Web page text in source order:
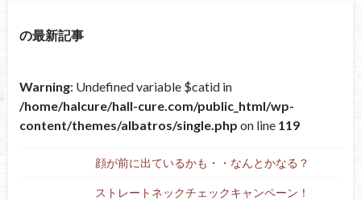
の最新記事
Warning: Undefined variable $catid in
/home/halcure/hall-cure.com/public_html/wp-
content/themes/albatros/single.php on line 119
顔が前に出ているかも・・なんとかなる？
ストレートネックチェックキャンペーン！